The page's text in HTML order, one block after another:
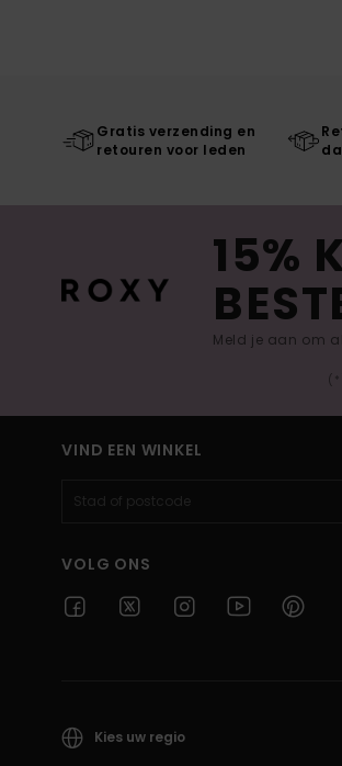
Gratis verzending en
retouren voor leden
15%
Meld je aan om
VIND EEN WINKEL
VOLG ONS
Kies uw regio